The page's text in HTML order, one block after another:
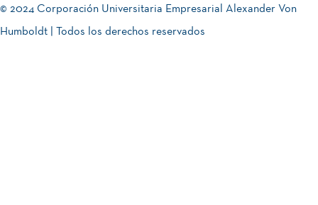
© 2024 Corporación Universitaria Empresarial Alexander Von
Humboldt | Todos los derechos reservados